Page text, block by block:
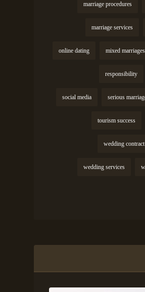
marriage procedures
marriage services
mixed marriages
online dating
responsibility
serious
social media
tourism success
wedding contract
wedding services